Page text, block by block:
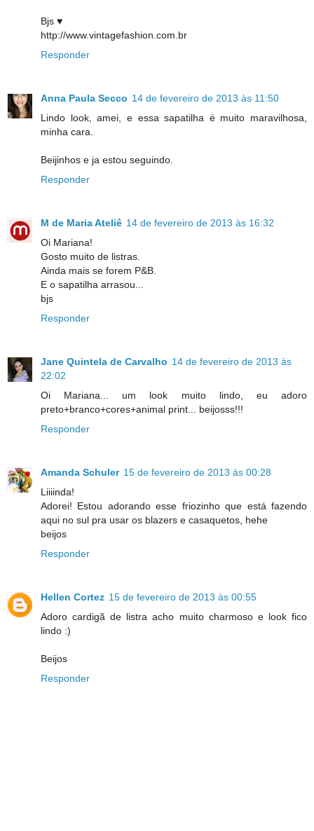
Bjs ♥
http://www.vintagefashion.com.br
Responder
Anna Paula Secco 14 de fevereiro de 2013 às 11:50
Lindo look, amei, e essa sapatilha é muito maravilhosa,
minha cara.
Beijinhos e ja estou seguindo.
Responder
M de Maria Ateliê 14 de fevereiro de 2013 às 16:32
Oi Mariana!
Gosto muito de listras.
Ainda mais se forem P&B.
E o sapatilha arrasou...
bjs
Responder
Jane Quintela de Carvalho 14 de fevereiro de 2013 às
22:02
Oi Mariana... um look muito lindo, eu adoro
preto+branco+cores+animal print... beijosss!!!
Responder
Amanda Schuler 15 de fevereiro de 2013 às 00:28
Liiiinda!
Adorei! Estou adorando esse friozinho que está fazendo
aqui no sul pra usar os blazers e casaquetos, hehe
beijos
Responder
Hellen Cortez 15 de fevereiro de 2013 às 00:55
Adoro cardigã de listra acho muito charmoso e look fico
lindo :)
Beijos
Responder